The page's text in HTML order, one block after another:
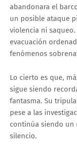
abandonara el
un posible ataque
violencia ni
evacuación
fenómenos
Lo cierto es que,
sigue siendo
fantasma. Su
pese a las
continúa siendo un
silencio.